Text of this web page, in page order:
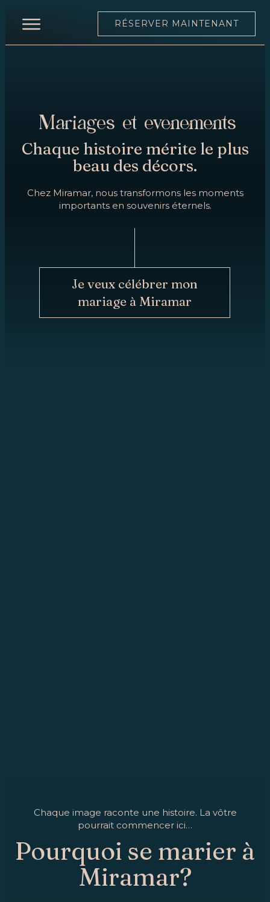
ACCUEIL
CARTE
VINS
RÉSERVER MAINTENANT
Mariages et événements
Chaque histoire mérite le plus
beau des décors.
Chez Miramar, nous transformons les moments
importants en souvenirs éternels.
Je veux célébrer mon
mariage à Miramar
Chaque image raconte une histoire. La vôtre
pourrait commencer ici…
Pourquoi se marier à
Miramar?